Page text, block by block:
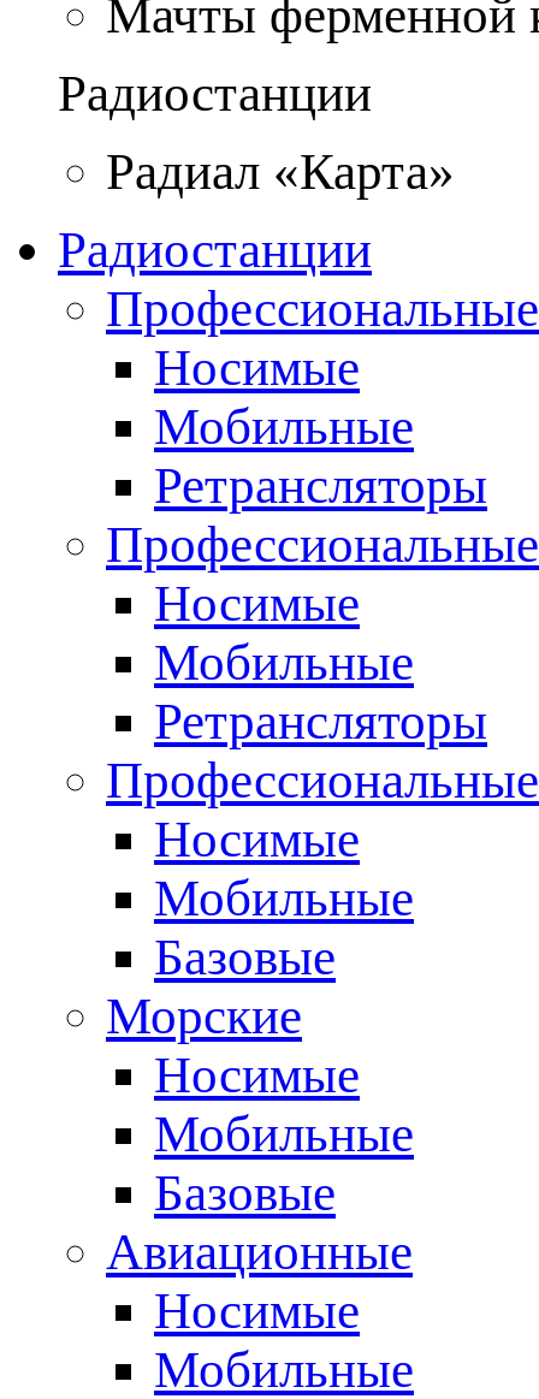
Мачты ферменной
Радиостанции
Радиал «Карта»
Радиостанции
Носимые
Мобильные
Ретрансляторы
Носимые
Мобильные
Ретрансляторы
Носимые
Мобильные
Базовые
Морские
Носимые
Мобильные
Базовые
Авиационные
Носимые
Мобильные